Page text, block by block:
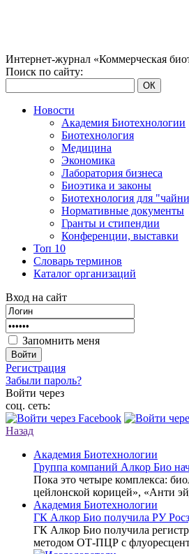
Интернет-журнал «Коммерческая
Поиск по сайту:
ОК
Новости
Академия Биотехнологии
Биотехнология
Медицина
Экономика
Лаборатория бизнеса
Биоэтика и законы
Биотехнология для
Нормативные документы
Гранты и стипендии
Конференции, выставки
Топ 10
Словарь терминов
Каталог организаций
Вход на сайт
Запомнить меня
Войти
Регистрация
Забыли пароль?
Войти через
соц. сеть:
Назад
Академия Биотехнологии
Группа компаний Алкор Био
Пока это четыре комплекса:
цейлонской корицей», «Анти
Академия Биотехнологии
ГК Алкор Био получила РУ
ГК Алкор Био получила
методом ОТ-ПЦР с